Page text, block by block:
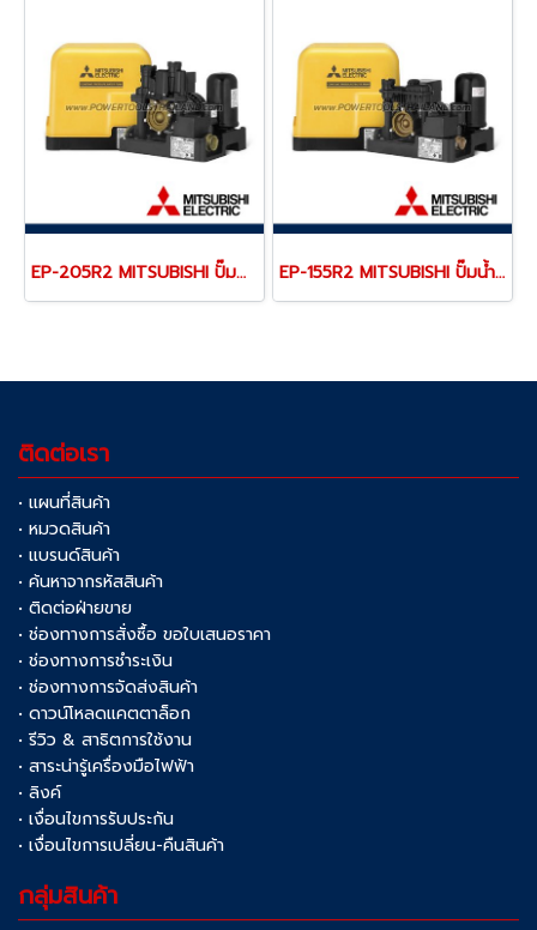
EP-205R2 MITSUBISHI ปั๊มน้ำอัตโนมัติแรงดันคงที่ รุ่น EP-205R2 ขนาด 200 วัตต์ ระยะดูด 8 เมตร ระยะส่ง 20 เมตร ขนาดท่อ 25 มม. ปริมาณน้ำ 59 ลิตร/นาที (สูงสุด), 50 ลิตร/นาที (ระยะ 12 เมตร) สำหรับบ้าน 2-3 ชั้น จุดที่ใช้น้ำ 1-5 จุด (มิตซูบิชิ) EP-155R2 MITSUBISHI ปั๊มน้ำอัตโนมัติ รุ่น EP-155R2 ขนาด 150 วัตต์ ระยะดูด 8 เมตร ระยะส่ง 12 เมตร ขนาดท่อ 25 มม. ปริมาณน้ำ 50 ลิตร/นาที (สูงสุด), 39 ลิตร/นาที (ระยะ 12 เมตร) สำหรับบ้าน 1-2 ชั้น จุดที่ใช้น้ำ 1-4 จุด (มิตซูบิชิ)
ติดต่อเรา
• แผนที่สินค้า
• หมวดสินค้า
• แบรนด์สินค้า
• ค้นหาจากรหัสสินค้า
• ติดต่อฝ่ายขาย
• ช่องทางการสั่งซื้อ ขอใบเสนอราคา
• ช่องทางการชำระเงิน
• ช่องทางการจัดส่งสินค้า
• ดาวน์โหลดแคตตาล็อก
• รีวิว & สาธิตการใช้งาน
• สาระน่ารู้เครื่องมือไฟฟ้า
• ลิงค์
• เงื่อนไขการรับประกัน
• เงื่อนไขการเปลี่ยน-คืนสินค้า
กลุ่มสินค้า